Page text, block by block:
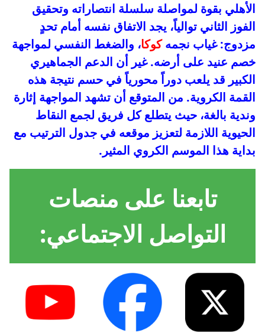
الأهلي بقوة لمواصلة سلسلة انتصاراته وتحقيق
الفوز الثاني توالياً، يجد الاتفاق نفسه أمام تحدٍ
مزدوج: غياب نجمهكوكا، والضغط النفسي لمواجهة
خصم عنيد على أرضه. غير أن الدعم الجماهيري
الكبير قد يلعب دوراً محورياً في حسم نتيجة هذه
القمة الكروية. من المتوقع أن تشهد المواجهة إثارة
وندية بالغة، حيث يتطلع كل فريق لجمع النقاط
الحيوية اللازمة لتعزيز موقعه في جدول الترتيب مع
بداية هذا الموسم الكروي المثير.
تابعنا على منصات
التواصل الاجتماعي: